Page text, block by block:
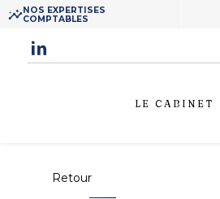
insightsNOS EXPERTISES
COMPTABLES
LE CABINET
Retour
Panneau de gestion des cookies